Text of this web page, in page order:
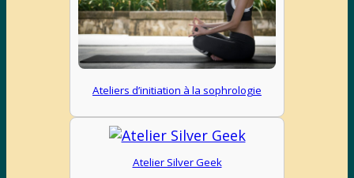
Ateliers d’initiation à la sophrologie
Atelier Silver Geek